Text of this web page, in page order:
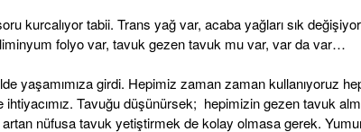
kurcalıyor tabii. Trans yağ var, acaba yağları sık
aliminyum folyo var, tavuk gezen tavuk mu var, var da var…
yaşamımıza girdi. Hepimiz zaman zaman kullanıyoruz
Tavuğu düşünürsek; hepimizin gezen tavuk
nüfusa tavuk yetiştirmek de kolay olmasa gerek.